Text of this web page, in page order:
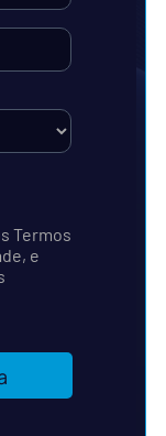
Termos
e